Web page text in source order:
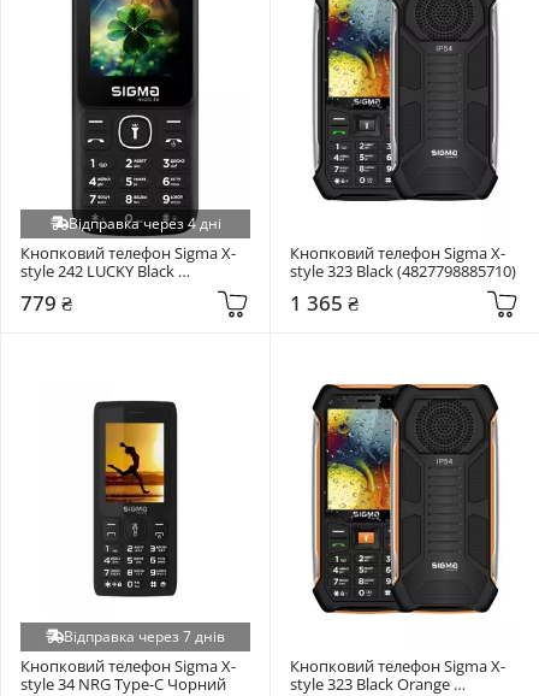
Відправка через 4 дні
Кнопковий телефон Sigma X-
style 242 LUCKY Black
779 ₴
Кнопковий телефон Sigma X-
style 323 Black (4827798885710)
1 365 ₴
Відправка через 7 днів
Кнопковий телефон Sigma X-
style 34 NRG Type-C Чорний
Кнопковий телефон Sigma X-
style 323 Black Orange